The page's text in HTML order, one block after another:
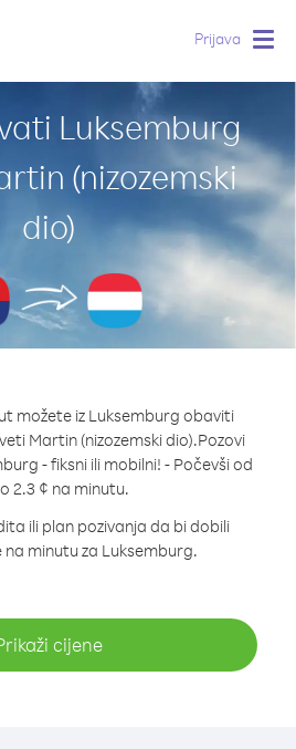
Prijava
Luksemburg
(nizozemski
dio)
možete iz Luksemburg obaviti
Martin (nizozemski dio).Pozovi
- fiksni ili mobilni! - Počevši od
2.3 ¢ na minutu.
ili plan pozivanja da bi dobili
na minutu za Luksemburg.
cijene